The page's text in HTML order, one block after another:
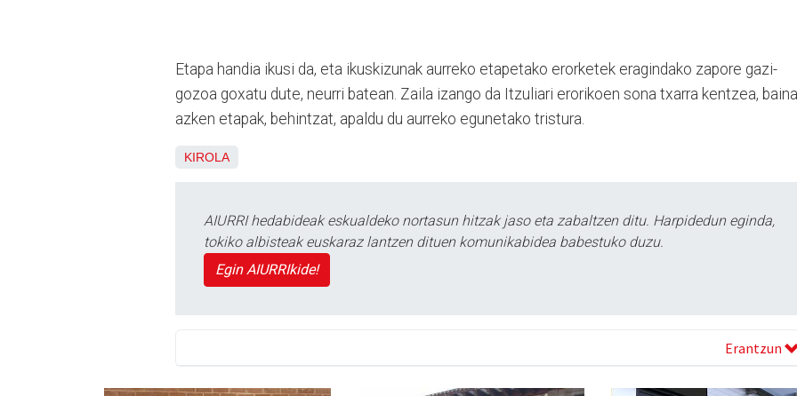
Etapa handia ikusi da, eta ikuskizunak aurreko etapetako erorketek eragindako zapore gazi-
gozoa goxatu dute, neurri batean. Zaila izango da Itzuliari erorikoen sona txarra kentzea, baina
azken etapak, behintzat, apaldu du aurreko egunetako tristura.
KIROLA
AIURRI hedabideak eskualdeko nortasun hitzak jaso eta zabaltzen ditu. Harpidedun eginda,
tokiko albisteak euskaraz lantzen dituen komunikabidea babestuko duzu.
Egin AIURRIkide!
Erantzun